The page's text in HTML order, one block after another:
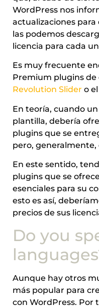
WordPress nos
actualizaciones
las podemos
licencia para cada
Es muy frecuente
Premium plugins de
Revolution Slider o el
En teoría, cuando
plantilla, debería
plugins que se
pero, generalmente,
En este sentido,
plugins que se
esenciales para su
esto es así,
precios de sus
Do you
Aunque hay otros
más popular para
con WordPress. Por